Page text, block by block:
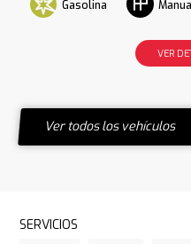
Gasolina
VER
Ver todos los vehículos
SERVICIOS